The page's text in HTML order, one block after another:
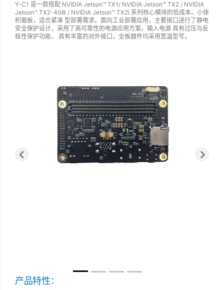
Y-C1 是一款搭配 NVIDIA Jetson™ TX1/ NVIDIA Jetson™ TX2 / NVIDIA
Jetson™ TX2-4GB / NVIDIA Jetson™ TX2i 系列核心模块的低成本、小体
积载板，适合紧凑 型部署需求。面向工业部署应用，主要接口进行了静电
安全保护设计，采用了高可靠性的电源应用方案，输入电源 具有过压与反
极性保护功能， 具有丰富的对外接口，全板器件均采用宽温型号。
Previous Next
产品特性：